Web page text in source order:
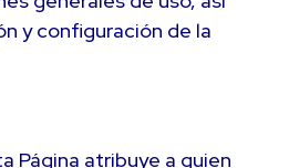
y configuración de la
Página atribuye a quien